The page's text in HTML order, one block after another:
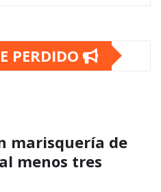
PERDIDO
marisquería de
menos tres